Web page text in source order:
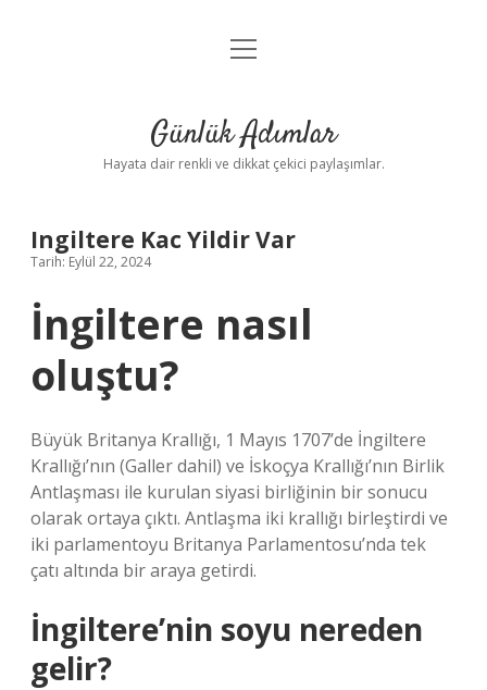
Anasayfa
Yasal Uyarı
menüyü
Günlük Adımlar
Hayata dair renkli ve dikkat çekici paylaşımlar.
Ingiltere Kac Yildir Var
Tarih: Eylül 22, 2024
İngiltere nasıl
oluştu?
Büyük Britanya Krallığı, 1 Mayıs 1707’de İngiltere
Krallığı’nın (Galler dahil) ve İskoçya Krallığı’nın Birlik
Antlaşması ile kurulan siyasi birliğinin bir sonucu
olarak ortaya çıktı. Antlaşma iki krallığı birleştirdi ve
iki parlamentoyu Britanya Parlamentosu’nda tek
çatı altında bir araya getirdi.
İngiltere’nin soyu nereden
gelir?